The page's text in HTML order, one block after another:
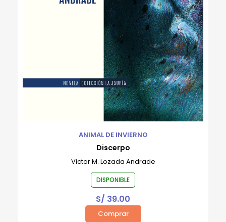
ANIMAL DE INVIERNO
Discerpo
Victor M. Lozada Andrade
DISPONIBLE
S/ 39.00
Comprar